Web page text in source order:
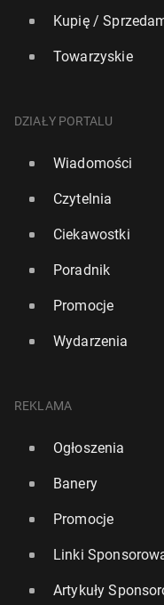
Kupię /
Towarzyskie
DZIAŁY PORTALU
Wiadomości
Czytelnia
Ciekawostki
Poradnik
Promocje
Wydarzenia
REKLAMA
Ogłoszenia
Banery
Promocje
Linki
Artykuły